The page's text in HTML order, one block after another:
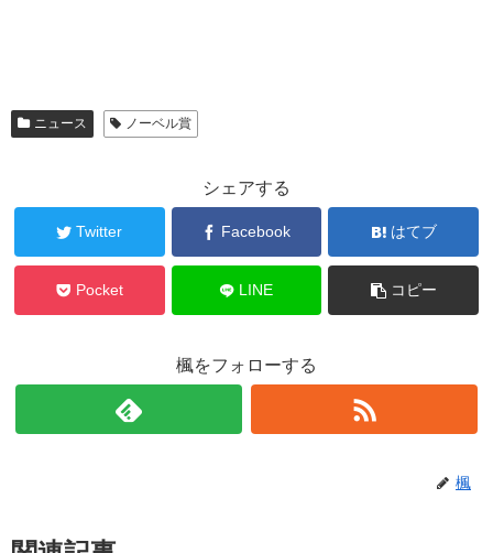
ニュース ノーベル賞
シェアする
Twitter Facebook はてブ
Pocket LINE コピー
楓をフォローする
楓